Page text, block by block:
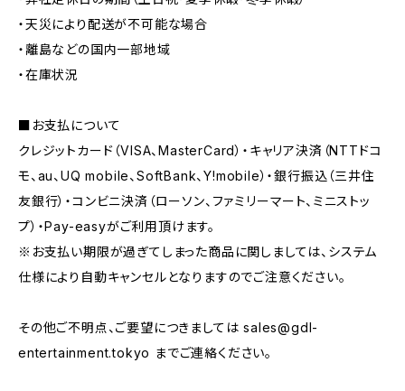
・天災により配送が不可能な場合
・離島などの国内一部地域
・在庫状況
■お支払について
クレジットカード（VISA、MasterCard）・キャリア決済（NTTドコ
モ、au、UQ mobile、SoftBank、Y!mobile）・銀行振込（三井住
友銀行）・コンビニ決済（ローソン、ファミリーマート、ミニストッ
プ）・Pay-easyがご利用頂けます。
※お支払い期限が過ぎてしまった商品に関しましては、システム
仕様により自動キャンセルとなりますのでご注意ください。
その他ご不明点、ご要望につきましてはsales@gdl-
entertainment.tokyo までご連絡ください。